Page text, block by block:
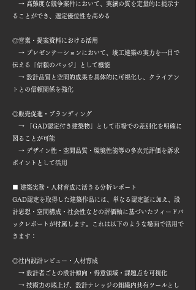
→ 高難度な競争案件において、実績の質を定量的に提示す
ることができ、選定優位性を高める
◎営業・提案資料における活用
→ プレゼンテーションにおいて、竣工建築の実力を一目で
伝える「信頼のバッジ」として機能
→ 設計品質と空間的成果を具体的に可視化し、クライアン
トとの信頼関係を強化
◎販売促進・ブランディング
→ 「GAD認定付き建築物」として市場での差別化を明確に
図ることが可能
→ デザイン性・空間品質・環境性能等の多次元評価を訴求
ポイントとして活用
■ 建築実務・人材育成に活きる分析レポート
GAD認定を取得した建築作品には、単なる認定証に加え、設
計思想・空間構成・社会性などの評価軸に基づいたフィードバ
ックレポートが付属します。これは以下のような場面で活用で
きます：
◎社内設計レビュー・人材育成
→ 設計者ごとの設計傾向・得意領域・課題点を可視化
→ 技術力の底上げ、設計ナレッジの組織内共有ツールとし